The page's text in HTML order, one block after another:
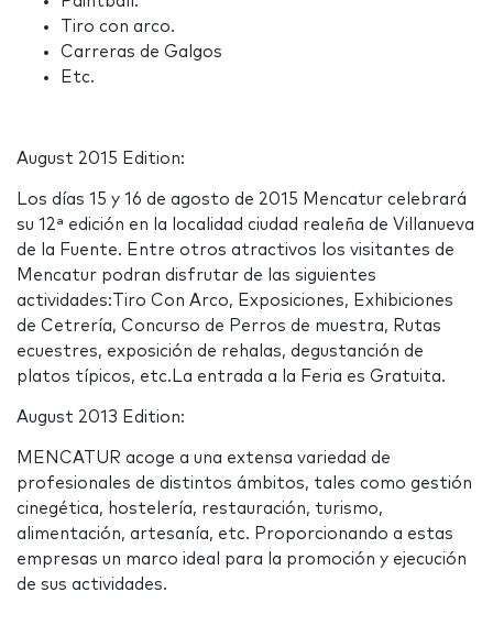
Tiro con arco.
Carreras de Galgos
Etc.
August 2015 Edition:
Los días 15 y 16 de agosto de 2015 Mencatur celebrará
su 12ª edición en la localidad ciudad realeña de Villanueva
de la Fuente. Entre otros atractivos los visitantes de
Mencatur podran disfrutar de las siguientes
actividades:Tiro Con Arco, Exposiciones, Exhibiciones
de Cetrería, Concurso de Perros de muestra, Rutas
ecuestres, exposición de rehalas, degustanción de
platos típicos, etc.La entrada a la Feria es Gratuita.
August 2013 Edition:
MENCATUR acoge a una extensa variedad de
profesionales de distintos ámbitos, tales como gestión
cinegética, hostelería, restauración, turismo,
alimentación, artesanía, etc. Proporcionando a estas
empresas un marco ideal para la promoción y ejecución
de sus actividades.